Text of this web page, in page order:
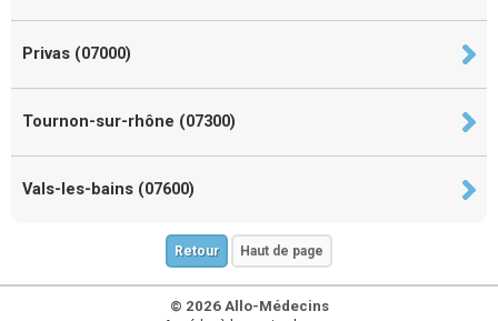
Privas (07000)
Tournon-sur-rhône (07300)
Vals-les-bains (07600)
Retour Haut de page
© 2026 Allo-Médecins